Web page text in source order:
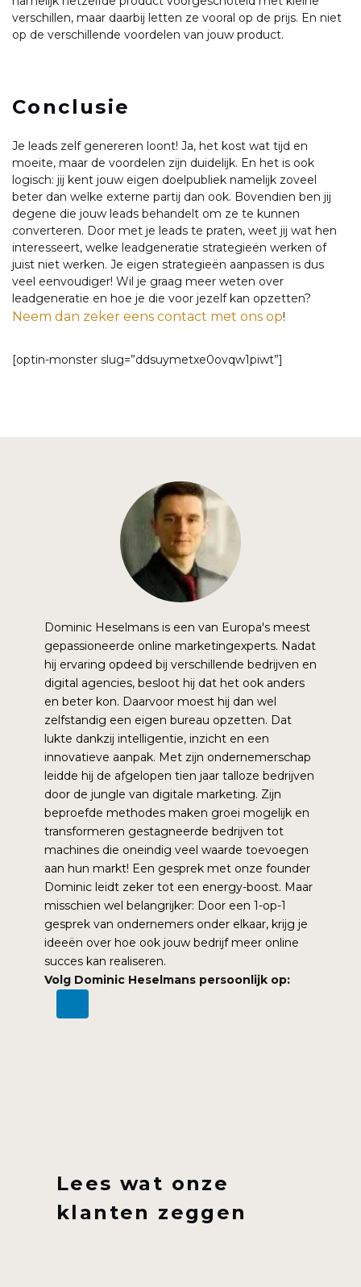
verschillen, maar daarbij letten ze vooral op de prijs. En niet
op de verschillende voordelen van jouw product.
Conclusie
Je leads zelf genereren loont! Ja, het kost wat tijd en
moeite, maar de voordelen zijn duidelijk. En het is ook
logisch: jij kent jouw eigen doelpubliek namelijk zoveel
beter dan welke externe partij dan ook. Bovendien ben jij
degene die jouw leads behandelt om ze te kunnen
converteren. Door met je leads te praten, weet jij wat hen
interesseert, welke leadgeneratie strategieën werken of
juist niet werken. Je eigen strategieën aanpassen is dus
veel eenvoudiger! Wil je graag meer weten over
leadgeneratie en hoe je die voor jezelf kan opzetten?
Neem dan zeker eens contact met ons op!
[optin-monster slug=”ddsuymetxe0ovqw1piwt”]
Dominic Heselmans is een van Europa's meest
gepassioneerde online marketingexperts. Nadat
hij ervaring opdeed bij verschillende bedrijven en
digital agencies, besloot hij dat het ook anders
en beter kon. Daarvoor moest hij dan wel
zelfstandig een eigen bureau opzetten. Dat
lukte dankzij intelligentie, inzicht en een
innovatieve aanpak. Met zijn ondernemerschap
leidde hij de afgelopen tien jaar talloze bedrijven
door de jungle van digitale marketing. Zijn
beproefde methodes maken groei mogelijk en
transformeren gestagneerde bedrijven tot
machines die oneindig veel waarde toevoegen
aan hun markt! Een gesprek met onze founder
Dominic leidt zeker tot een energy-boost. Maar
misschien wel belangrijker: Door een 1-op-1
gesprek van ondernemers onder elkaar, krijg je
ideeën over hoe ook jouw bedrijf meer online
succes kan realiseren.
Volg Dominic Heselmans persoonlijk op:
Lees wat onze
klanten zeggen